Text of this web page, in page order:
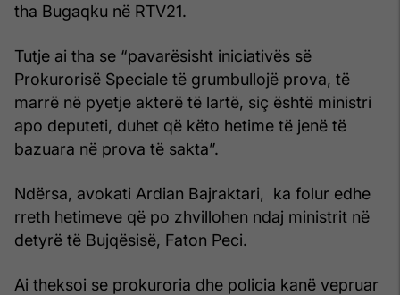
tha Bugaqku në RTV21.
Tutje ai tha se “pavarësisht iniciativës së
Prokurorisë Speciale të grumbullojë prova, të
marrë në pyetje akterë të lartë, siç është ministri
apo deputeti, duhet që këto hetime të jenë të
bazuara në prova të sakta”.
Ndërsa, avokati Ardian Bajraktari, ka folur edhe
rreth hetimeve që po zhvillohen ndaj ministrit në
detyrë të Bujqësisë, Faton Peci.
Ai theksoi se prokuroria dhe policia kanë vepruar